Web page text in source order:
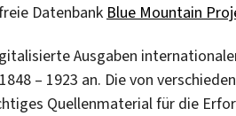
Datenbank Blue Mountain
Ausgaben
– 1923 an. Die von
Quellenmaterial für die